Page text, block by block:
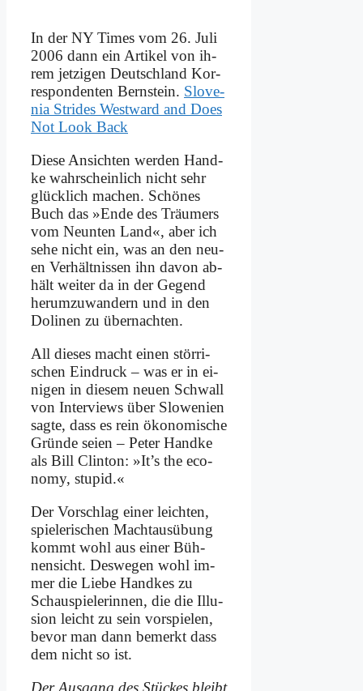
In der NY Times vom 26. Ju­li
2006 dann ein Ar­ti­kel von ih­
rem jet­zi­gen Deutsch­land Kor­
re­spon­den­ten Bern­stein. Slove­
nia Stri­des West­ward and Does
Not Look Back
Die­se An­sich­ten wer­den Hand­
ke wahr­schein­lich nicht sehr
glück­lich ma­chen. Schö­nes
Buch das »En­de des Träu­mers
vom Neun­ten Land«, aber ich
se­he nicht ein, was an den neu­
en Ver­hält­nis­sen ihn da­von ab­
hält wei­ter da in der Ge­gend
her­um­zu­wan­dern und in den
Do­li­nen zu über­nach­ten.
All die­ses macht ei­nen stör­ri­
schen Ein­druck – was er in ei­
ni­gen in die­sem neu­en Schwall
von In­ter­views über Slo­we­ni­en
sag­te, dass es rein öko­no­mi­sche
Grün­de sei­en – Pe­ter Hand­ke
als Bill Clin­ton: »It’s the eco­
no­my, stu­pid.«
Der Vor­schlag ei­ner leich­ten,
spie­le­ri­schen Macht­aus­übung
kommt wohl aus ei­ner Büh­
nen­sicht. Des­we­gen wohl im­
mer die Lie­be Hand­kes zu
Schau­spie­le­rin­nen, die die Il­lu­
si­on leicht zu sein vor­spie­len,
be­vor man dann be­merkt dass
dem nicht so ist.
Der Aus­gang des Stückes bleibt